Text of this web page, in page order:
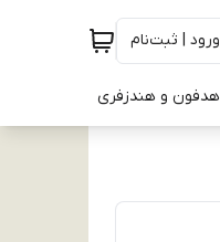
ورود | ثبت‌نام
هدفون و هندزفری